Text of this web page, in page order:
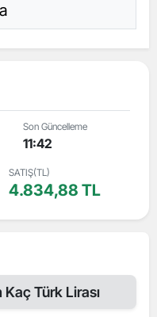
Son Güncelleme
11:42
SATIŞ(TL)
4.834,88 TL
Kaç Türk Lirası